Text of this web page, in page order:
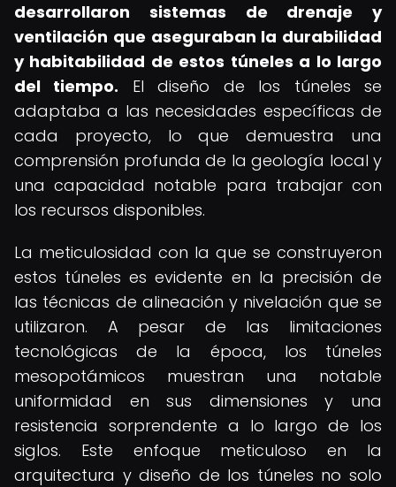
desarrollaron sistemas de drenaje y
ventilación que aseguraban la durabilidad
y habitabilidad de estos túneles a lo largo
del tiempo. El diseño de los túneles se
adaptaba a las necesidades específicas de
cada proyecto, lo que demuestra una
comprensión profunda de la geología local y
una capacidad notable para trabajar con
los recursos disponibles.
La meticulosidad con la que se construyeron
estos túneles es evidente en la precisión de
las técnicas de alineación y nivelación que se
utilizaron. A pesar de las limitaciones
tecnológicas de la época, los túneles
mesopotámicos muestran una notable
uniformidad en sus dimensiones y una
resistencia sorprendente a lo largo de los
siglos. Este enfoque meticuloso en la
arquitectura y diseño de los túneles no solo